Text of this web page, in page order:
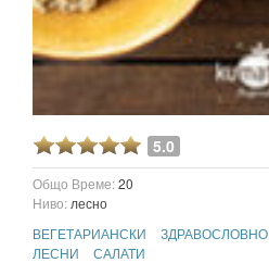
5.0
Общо Време:20
Ниво: лесно
ВЕГЕТАРИАНСКИ
ЗДРАВОСЛОВНО
ЛЕСНИ
САЛАТИ